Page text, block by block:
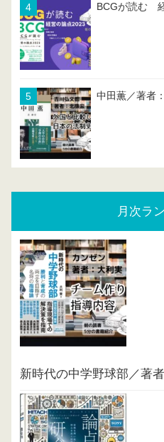
BCGが読む
中田薫／著者
月次ラ
新時代の中学野球部／著